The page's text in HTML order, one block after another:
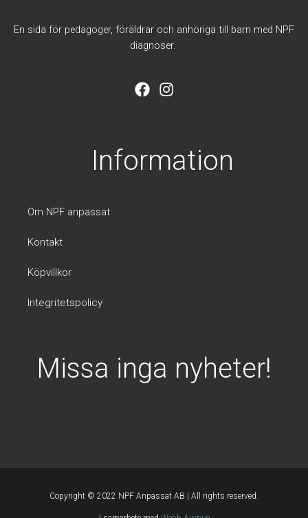
En sida för pedagoger, föräldrar och anhöriga till barn med NPF
diagnoser.
F
o
I
g
Information
Om NPF anpassat
Kontakt
Köpvillkor
Integritetspolicy
Missa inga nyheter!
Copyright © 2022 NPF Anpassat AB | All rights reserved.